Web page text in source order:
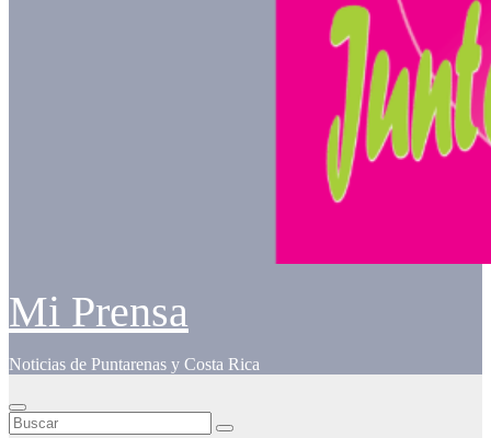
Mi Prensa
Noticias de Puntarenas y Costa Rica